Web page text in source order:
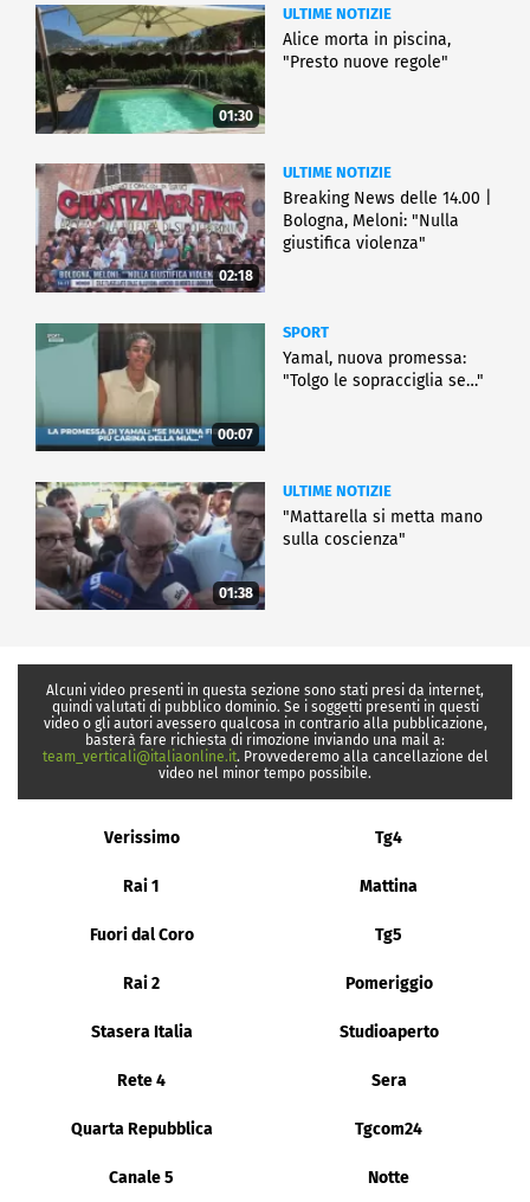
01:30
ULTIME NOTIZIE
Alice morta in piscina,
"Presto nuove regole"
02:18
ULTIME NOTIZIE
Breaking News delle 14.00 |
Bologna, Meloni: "Nulla
giustifica violenza"
00:07
SPORT
Yamal, nuova promessa:
"Tolgo le sopracciglia se…"
01:38
ULTIME NOTIZIE
"Mattarella si metta mano
sulla coscienza"
Alcuni video presenti in questa sezione sono stati presi da internet,
quindi valutati di pubblico dominio. Se i soggetti presenti in questi
video o gli autori avessero qualcosa in contrario alla pubblicazione,
basterà fare richiesta di rimozione inviando una mail a:
team_verticali@italiaonline.it. Provvederemo alla cancellazione del
video nel minor tempo possibile.
Verissimo Tg4
Rai 1 Mattina
Fuori dal Coro Tg5
Rai 2 Pomeriggio
Stasera Italia Studioaperto
Rete 4 Sera
Quarta Repubblica Tgcom24
Canale 5 Notte